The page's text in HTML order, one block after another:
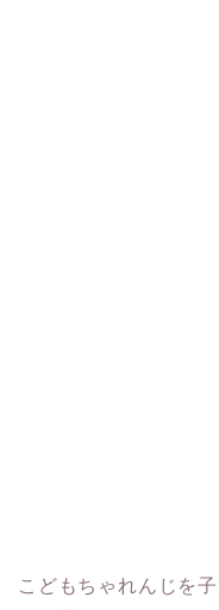
こどもちゃれんじを